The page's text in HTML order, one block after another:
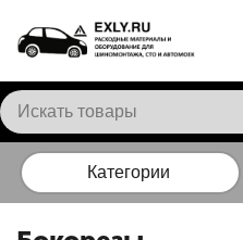
Категории